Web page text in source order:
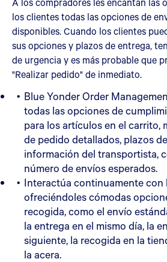
los clientes todas las opciones de
disponibles. Cuando los clientes
sus opciones y plazos de entrega,
de urgencia y es más probable que
"Realizar pedido" de inmediato.
Blue Yonder Order
todas las opciones de
para los artículos en el carrito,
de pedido detallados, plazos
información del transportista,
número de envíos esperados.
Interactúa continuamente con
ofreciéndoles cómodas
recogida, como el envío
la entrega en el mismo día, la
siguiente, la recogida en la
la acera.